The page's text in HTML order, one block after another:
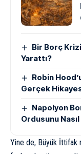
Bir Borç
Yarattı?
Robin
Gerçek
Napolyon
Ordusunu
Yine de, Büyük İttifak